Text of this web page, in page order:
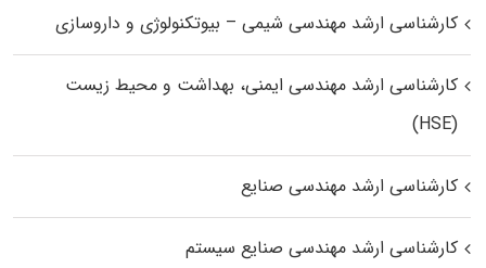
کارشناسی ارشد مهندسی شیمی – بیوتکنولوژی و داروسازی
کارشناسی ارشد مهندسی ایمنی، بهداشت و محیط زیست
(HSE)
کارشناسی ارشد مهندسی صنایع
کارشناسی ارشد مهندسی صنایع سیستم